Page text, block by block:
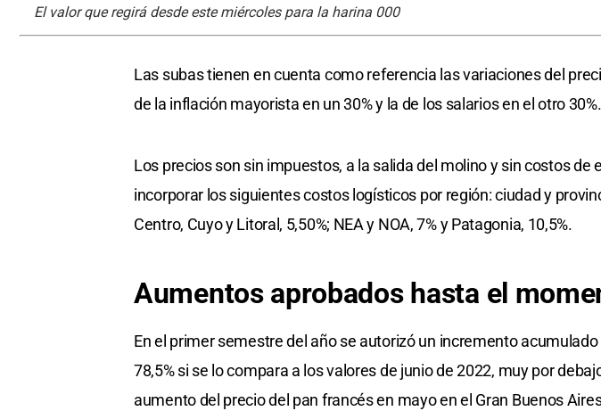
El valor que regirá desde este miércoles para la harina 000
Las subas tienen en cuenta como referencia las variaciones del
de la inflación mayorista en un 30% y la de los salarios en el otro 30%.
Los precios son sin impuestos, a la salida del molino y sin costos de
incorporar los siguientes costos logísticos por región: ciudad y
Centro, Cuyo y Litoral, 5,50%; NEA y NOA, 7% y Patagonia, 10,5%.
Aumentos aprobados hasta el
En el primer semestre del año se autorizó un incremento acumulado
78,5% si se lo compara a los valores de junio de 2022, muy por
aumento del precio del pan francés en mayo en el Gran Buenos